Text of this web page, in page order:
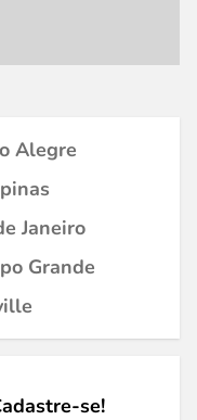
Alegre
Janeiro
Grande
se!